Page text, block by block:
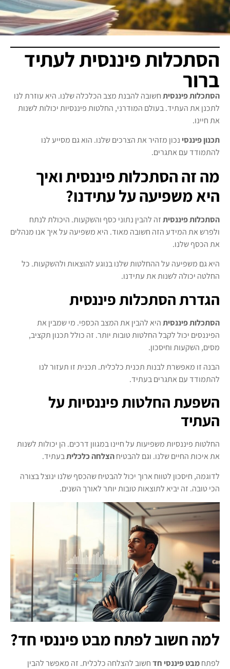
הסתכלות פיננסית לעתיד
ברור
הסתכלות פיננסיתחשובה להבנת מצב הכלכלה שלנו. היא עוזרת לנו
לתכנן את העתיד. בעולם המודרני, החלטות פיננסיות יכולות לשנות
את חיינו.
תכנון פיננסינכון מזהיר את הצרכים שלנו. הוא גם מסייע לנו
להתמודד עם אתגרים.
מה זה הסתכלות פיננסית ואיך
היא משפיעה על עתידנו?
הסתכלות פיננסיתזה להבין נתוני כסף והשקעות. היכולת לנתח
ולפרש את המידע הזה חשובה מאוד. היא משפיעה על איך אנו מנהלים
את הכסף שלנו.
היא גם משפיעה על ההחלטות שלנו בנוגע להוצאות ולהשקעות. כל
החלטה יכולה לשנות את עתידנו.
הגדרת הסתכלות פיננסית
הסתכלות פיננסיתהיא להבין את המצב הכספי. מי שמבין את
הפיננסים יכול לקבל החלטות טובות יותר. זה כולל תכנון תקציב,
מסים, השקעות וחיסכון.
הבנה זו מאפשרת לבנות תכנית כלכלית. תכנית זו תעזור לנו
להתמודד עם אתגרים בעתיד.
השפעת החלטות פיננסיות על
העתיד
החלטות פיננסיות משפיעות על חיינו במגוון דרכים. הן יכולות לשנות
את איכות החיים שלנו. וגם להבטיחהצלחה כלכליתבעתיד.
לדוגמה, חיסכון לטווח ארוך יכול להבטיח שהכסף שלנו ינוצל בצורה
הכי טובה. זה יביא לתוצאות טובות יותר לאורך השנים.
למה חשוב לפתח מבט פיננסי חד?
לפתחמבט פיננסי חדחשוב להצלחה כלכלית. זה מאפשר להבין